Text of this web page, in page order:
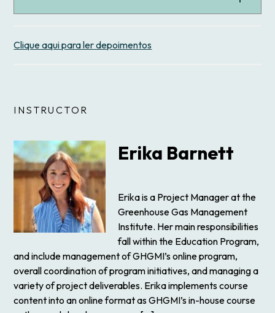
Clique aqui para ler depoimentos
INSTRUCTOR
Erika Barnett
Erika is a Project Manager at the
Greenhouse Gas Management
Institute. Her main responsibilities
fall within the Education Program,
and include management of GHGMI’s online program,
overall coordination of program initiatives, and managing a
variety of project deliverables. Erika implements course
content into an online format as GHGMI’s in-house course